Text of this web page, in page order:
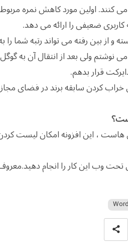
اولین مورد کاهش نمره مربوط
ضعیفی را ارائه می دهد.
از بین رفته می تواند رتبه شما
نوشتم ولی بعد از انتقال آن به
قرار بدهم.
کردن سابقه برند در فضای
هاست ، این افزونه امکان لیست
وب این کار را انجام دهید.معروف